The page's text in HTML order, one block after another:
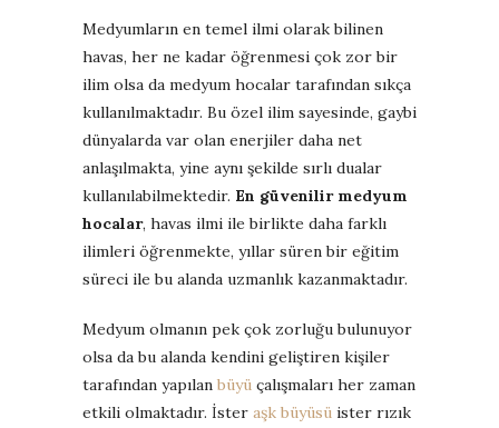
Medyumların en temel ilmi olarak bilinen
havas, her ne kadar öğrenmesi çok zor bir
ilim olsa da medyum hocalar tarafından sıkça
kullanılmaktadır. Bu özel ilim sayesinde, gaybi
dünyalarda var olan enerjiler daha net
anlaşılmakta, yine aynı şekilde sırlı dualar
kullanılabilmektedir. En güvenilir medyum
hocalar, havas ilmi ile birlikte daha farklı
ilimleri öğrenmekte, yıllar süren bir eğitim
süreci ile bu alanda uzmanlık kazanmaktadır.
Medyum olmanın pek çok zorluğu bulunuyor
olsa da bu alanda kendini geliştiren kişiler
tarafından yapılan büyü çalışmaları her zaman
etkili olmaktadır. İster aşk büyüsü ister rızık